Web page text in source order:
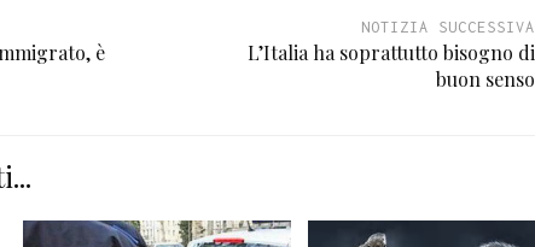
è
NOTIZIA SUCCESSIVA
L’Italia ha soprattutto bisogno di
buon senso